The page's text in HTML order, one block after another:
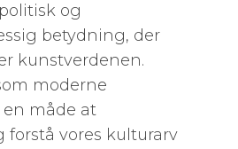
og
betydning, der
kunstverdenen.
moderne
måde at
vores kulturarv